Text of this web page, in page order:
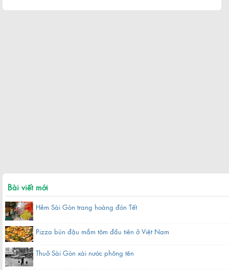
Bài viết mới
Hẻm Sài Gòn trang hoàng đón Tết
Pizza bún đậu mắm tôm đầu tiên ở Việt Nam
Thuở Sài Gòn xài nước phông tên